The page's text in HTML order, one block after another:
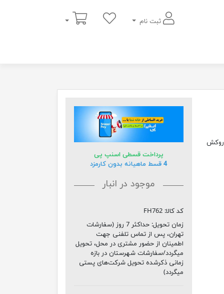
ثبت نام
سبد خرید
روکش
پرداخت قسطی اسنپ پی
4 قسط ماهیانه بدون کارمزد
موجود در انبار
کد کالا: FH762
زمان تحویل:
حداکثر 7 روز (سفارشات
تهران، پس از تماس تلفنی جهت
اطمینان از حضور مشتری در محل، تحویل
میگردد/سفارشات شهرستان در بازه
زمانی ذکرشده تحویل شرکت‌های پستی
میگردد)